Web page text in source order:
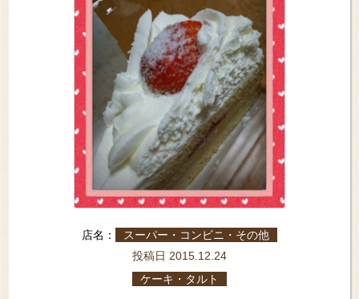
店名： スーパー・コンビニ・その他
投稿日 2015.12.24
ケーキ・タルト